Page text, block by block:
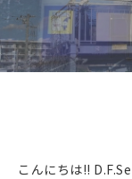
こんにちは!!